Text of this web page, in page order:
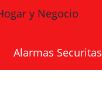
Alarmas Securitas